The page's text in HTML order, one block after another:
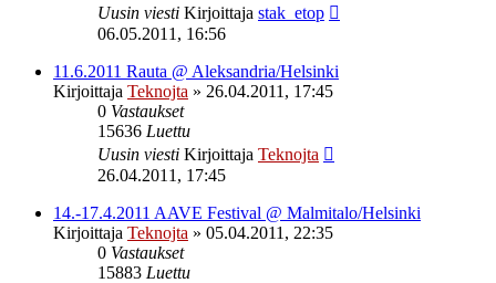
Uusin viesti Kirjoittaja stak_etop
06.05.2011, 16:56
11.6.2011 Rauta @ Aleksandria/Helsinki
Kirjoittaja Teknojta » 26.04.2011, 17:45
0 Vastaukset
15636 Luettu
Uusin viesti Kirjoittaja Teknojta
26.04.2011, 17:45
14.-17.4.2011 AAVE Festival @ Malmitalo/Helsinki
Kirjoittaja Teknojta » 05.04.2011, 22:35
0 Vastaukset
15883 Luettu